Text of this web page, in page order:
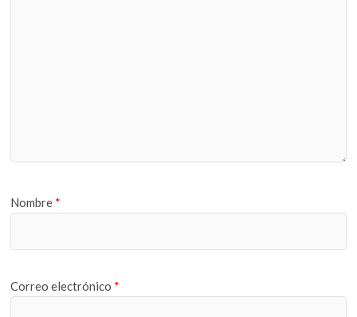
Nombre *
Correo electrónico *